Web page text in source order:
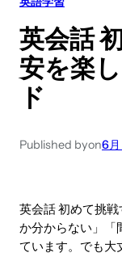
英会話
安を楽
ド
Published byon6
英会話 初めて挑
か分からない」「
ています。でも大